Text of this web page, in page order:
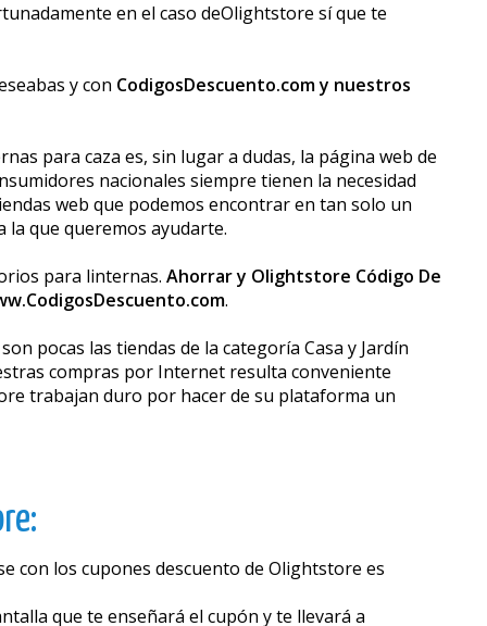
en el caso deOlightstore sí que te
y con CodigosDescuento.com y nuestros
para caza es, sin lugar a dudas, la página web de
nacionales siempre tienen la necesidad
web que podemos encontrar en tan solo un
que queremos ayudarte.
para linternas. Ahorrar y Olightstore Código De
.
pocas las tiendas de la categoría Casa y Jardín
compras por Internet resulta conveniente
trabajan duro por hacer de su plataforma un
con los cupones descuento de Olightstore es
que te enseñará el cupón y te llevará a